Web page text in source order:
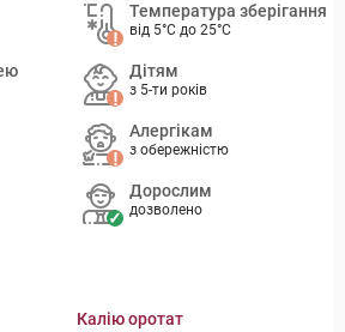
Температура зберігання
від 5°C до 25°C
Дітям
з 5-ти років
Алергікам
з обережністю
Дорослим
дозволено
Калію оротат